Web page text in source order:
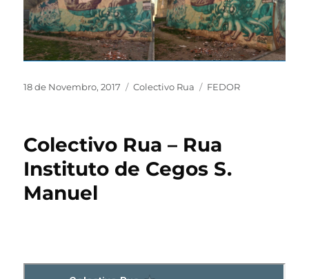
18 de Novembro, 2017 Colectivo Rua FEDOR
Colectivo Rua – Rua
Instituto de Cegos S.
Manuel